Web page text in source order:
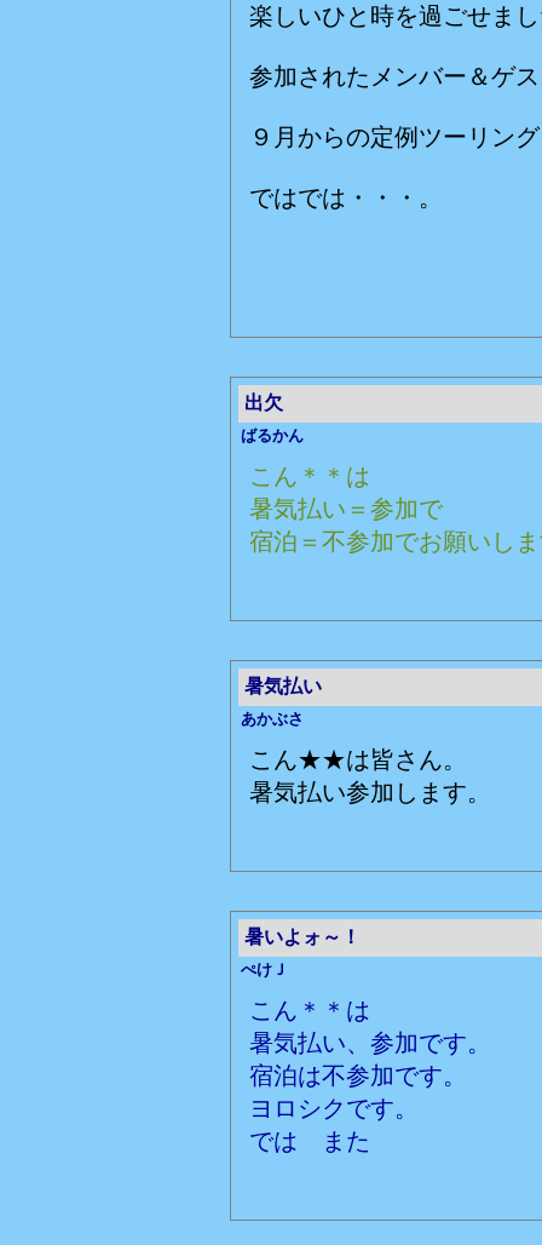
楽しいひと時を過ごせま
参加されたメンバー＆ゲ
９月からの定例ツーリン
ではでは・・・。
出欠
ばるかん
こん＊＊は
暑気払い＝参加で
宿泊＝不参加でお願いし
暑気払い
あかぶさ
こん★★は皆さん。
暑気払い参加します。
暑いよォ～！
ぺけＪ
こん＊＊は
暑気払い、参加です。
宿泊は不参加です。
ヨロシクです。
では また